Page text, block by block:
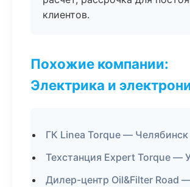
клиентов.
Похожие компании:
Электрика и
ГК Linea Torque — Челябинск
Техстанция Expert Torque —
Дилер-центр Oil&Filter Road